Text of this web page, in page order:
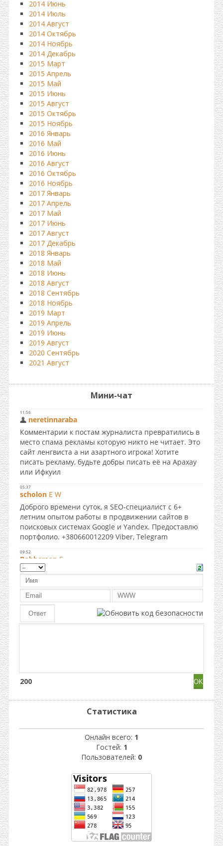
2014 Июнь
2014 Июль
2014 Август
2014 Октябрь
2014 Ноябрь
2014 Декабрь
2015 Март
2015 Апрель
2015 Май
2015 Июнь
2015 Август
2015 Октябрь
2015 Ноябрь
2016 Январь
2016 Май
2016 Июнь
2016 Август
2016 Октябрь
2016 Ноябрь
2017 Январь
2017 Апрель
2017 Май
2017 Июнь
2017 Август
2017 Декабрь
2018 Январь
2018 Май
2018 Июнь
2018 Август
2018 Сентябрь
2018 Ноябрь
2019 Март
2019 Апрель
2019 Июнь
2019 Август
2020 Сентябрь
2021 Август
Мини-чат
200
Статистика
Онлайн всего: 1
Гостей: 1
Пользователей: 0